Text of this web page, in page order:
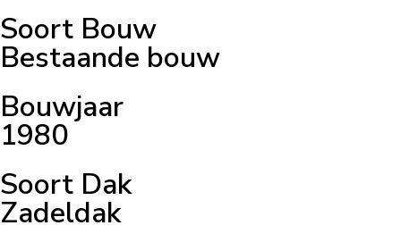
Soort Bouw
Bestaande bouw
Bouwjaar
1980
Soort Dak
Zadeldak